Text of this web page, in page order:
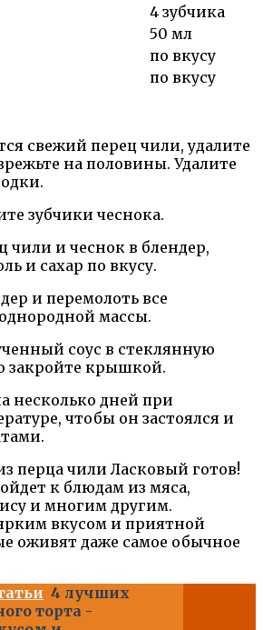
4 зубчика
50 мл
по вкусу
по вкусу
свежий перец чили, удалите
на половины. Удалите
зубчики чеснока.
чили и чеснок в блендер,
и сахар по вкусу.
и перемолоть все
массы.
соус в стеклянную
закройте крышкой.
несколько дней при
чтобы он застоялся и
перца чили Ласковый готов!
к блюдам из мяса,
и многим другим.
вкусом и приятной
оживят даже самое обычное
4 лучших
торта -